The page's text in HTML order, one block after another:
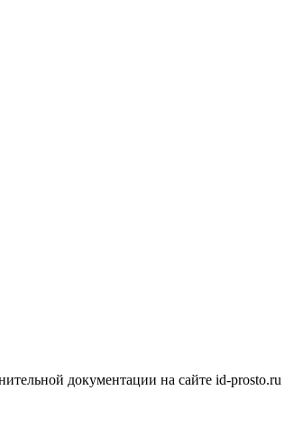
документации на сайте id-prosto.ru